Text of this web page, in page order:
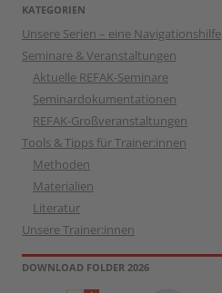
KATEGORIEN
Unsere Serien – eine Navigationshilfe
Seminare & Veranstaltungen
Aktuelle REFAK-Seminare
Seminardokumentationen
REFAK-Großveranstaltungen
Tools & Tipps für Trainer:innen
Methoden
Materialien
Literatur
Unsere Trainer:innen
DOWNLOAD FOLDER 2026